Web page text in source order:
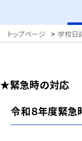
トップページ > 学校日
★緊急時の対応
令和８年度緊急